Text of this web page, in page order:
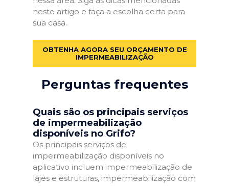
neste artigo e faça a escolha certa para
sua casa.
OBTENHA AGORA SEU ORÇAMENTO DE
IMPERMEABILIZAÇÃO
Perguntas frequentes
Quais são os principais serviços
de impermeabilização
disponíveis no Grifo?
Os principais serviços de
impermeabilização disponíveis no
aplicativo incluem impermeabilização de
lajes e estruturas, impermeabilização com